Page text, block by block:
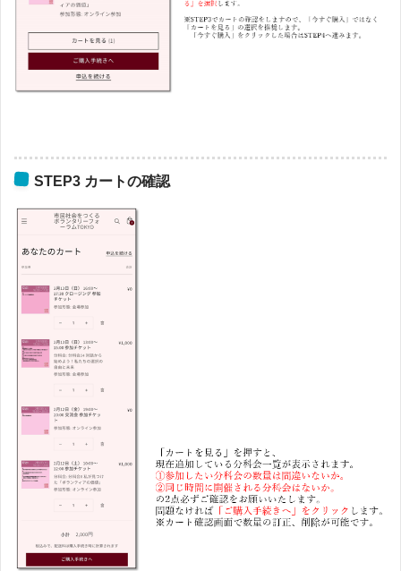
STEP3 カートの確認